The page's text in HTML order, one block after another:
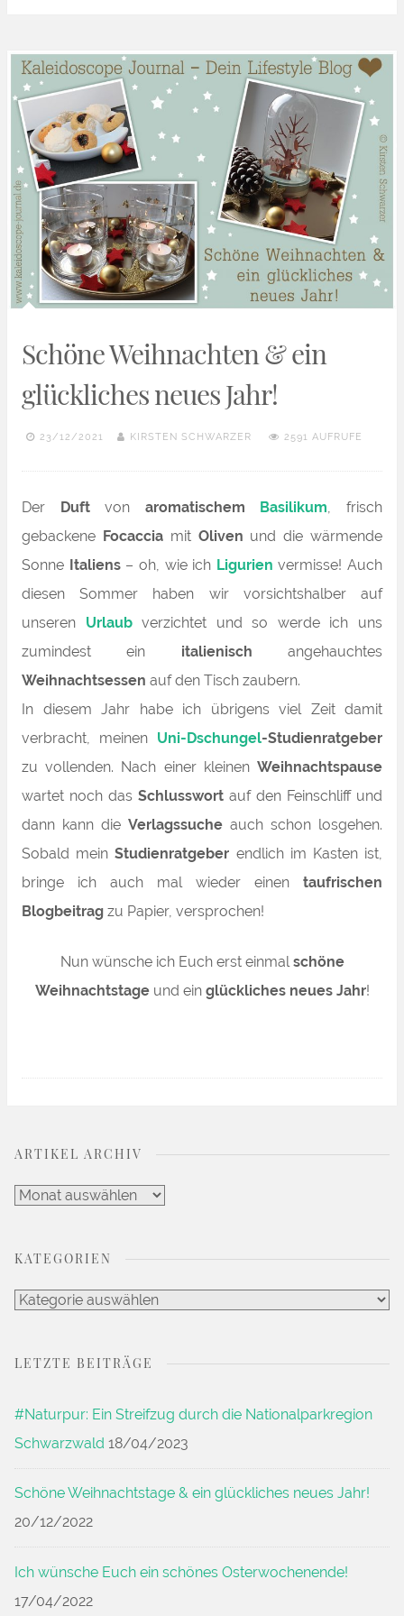
Schöne Weihnachten & ein
glückliches neues Jahr!
23/12/2021 KIRSTEN SCHWARZER 2591 AUFRUFE
Der Duftvon aromatischem Basilikum, frisch
gebackene Focacciamit Oliven und die wärmende
Sonne Italiens– oh, wie ich Ligurien vermisse! Auch
diesen Sommer haben wir vorsichtshalber auf
unseren Urlaubverzichtet und so werde ich uns
zumindest ein italienisch angehauchtes
Weihnachtsessen auf den Tisch zaubern.
In diesem Jahr habe ich übrigens viel Zeit damit
verbracht, meinen Uni-Dschungel-Studienratgeber
zu vollenden. Nach einer kleinen Weihnachtspause
wartet noch das Schlusswort auf den Feinschliff und
dann kann die Verlagssuche auch schon losgehen.
Sobald meinStudienratgeber endlich im Kasten ist,
bringe ich auch mal wieder einen taufrischen
Blogbeitrag zu Papier, versprochen!
Nun wünsche ich Euch erst einmalschöne
Weihnachtstage und ein glückliches neues Jahr!
ARTIKEL ARCHIV
Artikel
KATEGORIEN
Kategorien
LETZTE BEITRÄGE
#Naturpur: Ein Streifzug durch die Nationalparkregion
Schwarzwald 18/04/2023
Schöne Weihnachtstage & ein glückliches neues Jahr!
20/12/2022
Ich wünsche Euch ein schönes Osterwochenende!
17/04/2022